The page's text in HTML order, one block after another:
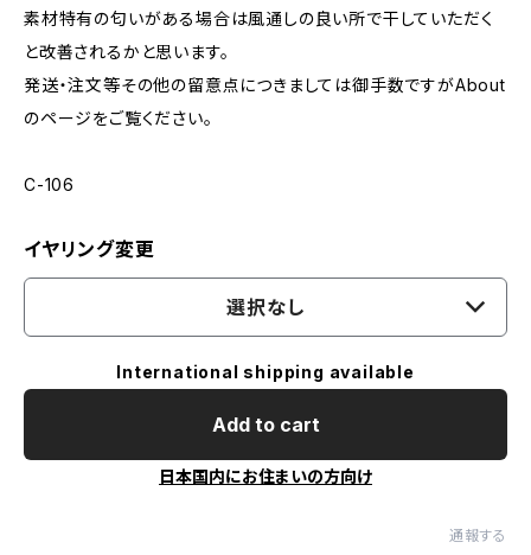
素材特有の匂いがある場合は風通しの良い所で干していただく
と改善されるかと思います。
発送・注文等その他の留意点につきましては御手数ですがAbout
のページをご覧ください。
C-106
イヤリング変更
選択なし
International shipping available
Add to cart
日本国内にお住まいの方向け
通報する